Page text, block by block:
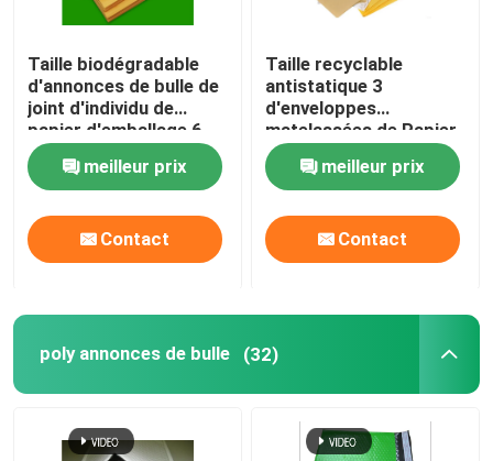
Taille biodégradable
d'annonces de bulle de
joint d'individu de
papier d'emballage 6
12,5 x 19 pour
l'expéditionmeilleur prix
Contact
Taille recyclable
antistatique 3
d'enveloppes
matelassées de Papier
d'emballage pour
l'industrie de la
livraison express
meilleur prix
Contact
poly annonces de bulle (32)